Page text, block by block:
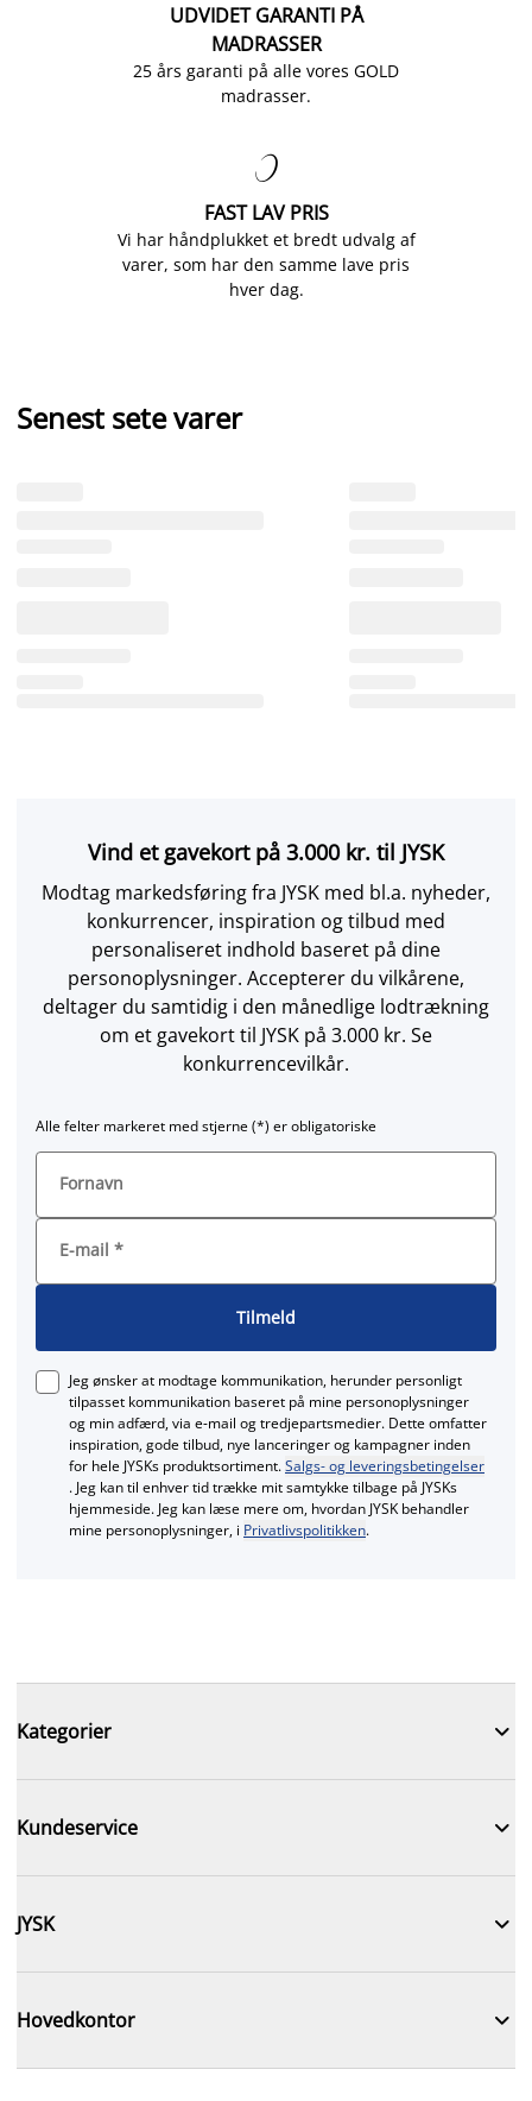
UDVIDET GARANTI PÅ
MADRASSER
25 års garanti på alle vores GOLD
madrasser.

FAST LAV PRIS
Vi har håndplukket et bredt udvalg af
varer, som har den samme lave pris
hver dag.
Senest sete varer
Vind et gavekort på 3.000 kr. til JYSK
Modtag markedsføring fra JYSK med bl.a. nyheder,
konkurrencer, inspiration og tilbud med
personaliseret indhold baseret på dine
personoplysninger. Accepterer du vilkårene,
deltager du samtidig i den månedlige lodtrækning
om et gavekort til JYSK på 3.000 kr. Se
konkurrencevilkår.
Alle felter markeret med stjerne (*) er obligatoriske
Fornavn
E-mail *
Tilmeld
Jeg ønsker at modtage kommunikation, herunder personligt
tilpasset kommunikation baseret på mine personoplysninger
og min adfærd, via e‑mail og tredjepartsmedier. Dette omfatter
inspiration, gode tilbud, nye lanceringer og kampagner inden
for hele JYSKs produktsortiment.Salgs- og leveringsbetingelser
. Jeg kan til enhver tid trække mit samtykke tilbage på JYSKs
hjemmeside. Jeg kan læse mere om, hvordan JYSK behandler
mine personoplysninger, i Privatlivspolitikken.
Kategorier 
Kundeservice 
JYSK 
Hovedkontor 